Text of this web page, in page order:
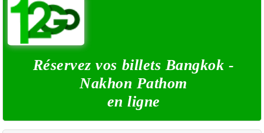
Réservez vos billets Bangkok -
Nakhon Pathom
en ligne